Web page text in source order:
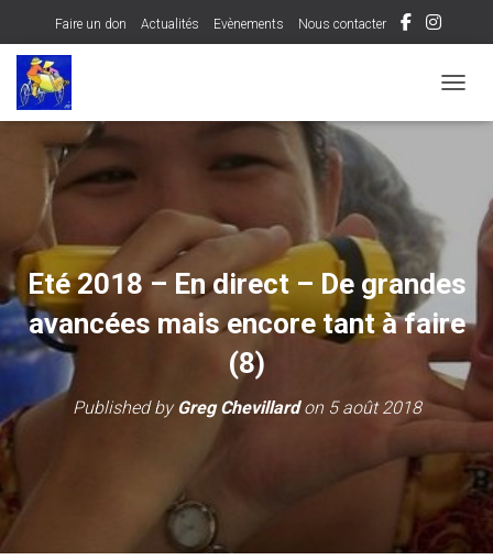
Faire un don Actualités Evènements Nous contacter
Eté 2018 – En direct – De grandes
avancées mais encore tant à faire
(8)
Published byGreg Chevillardon 5 août 2018